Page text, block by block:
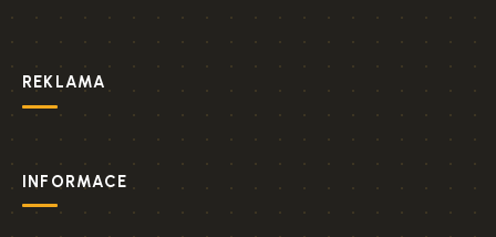
REKLAMA
INFORMACE